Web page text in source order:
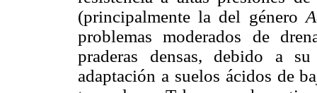
(principalmente la del género
problemas moderados de
praderas densas, debido a
adaptación a suelos ácidos de